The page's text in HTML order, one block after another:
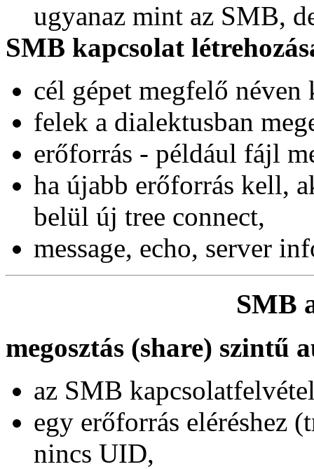
ugyanaz mint az SMB,
SMB kapcsolat
cél gépet megfelő
felek a dialektusban
erőforrás - például fájl
ha újabb erőforrás kell,
belül új tree connect,
message, echo, server
SMB
megosztás (share) szintű
az SMB
egy erőforrás eléréshez
nincs UID,